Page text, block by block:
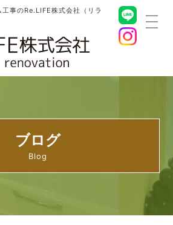
事のRe.LIFE株式会社（リラ
ブログ